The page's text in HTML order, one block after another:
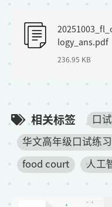
logy_ans.pdf
236.95 KB
相关标签 口
华文高年级口试练习
food court
人工